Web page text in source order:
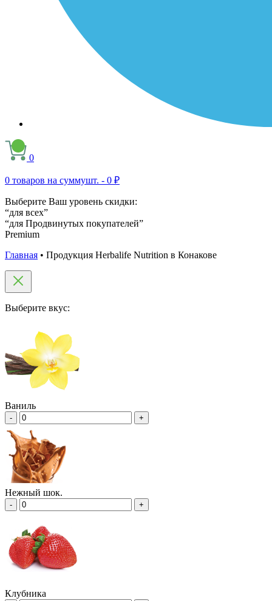
0
0 товаров на суммушт. - 0 ₽
Выберите Ваш уровень скидки:
“для всех”
“для Продвинутых покупателей”
Premium
Главная • Продукция Herbalife Nutrition в Конакове
Выберите вкус:
Ваниль
- +
Нежный шок.
- +
Клубника